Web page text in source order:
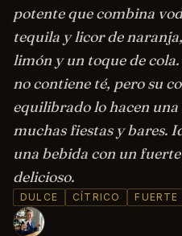
potente que combina
tequila y licor de
limón y un toque de
no contiene té, pero su
equilibrado lo hacen
muchas fiestas y bares.
una bebida con un
delicioso.
DULCE CÍTRICO FUERTE